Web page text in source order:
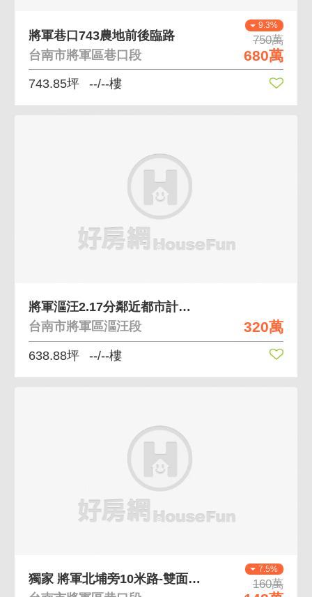
9.3%
750萬
680萬
將軍巷口743農地前後臨路
台南市將軍區巷口段
743.85坪 --/--樓
320萬
將軍漚汪2.17分鄰近都市計畫地區農牧用地
台南市將軍區漚汪段
638.88坪 --/--樓
7.5%
160萬
獨家 將軍北埔旁10米路-雙面臨路1.1分農保地